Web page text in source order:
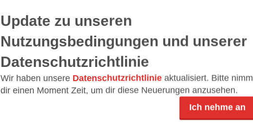
Alle 15 Rezensionen anzeigen
Leseeindrücke
Update zu unseren
Nutzungsbedingungen und unserer
Datenschutzrichtlinie
Wir haben unsere Datenschutzrichtlinie aktualisiert. Bitte nimm
dir einen Moment Zeit, um dir diese Neuerungen anzusehen.
Ich nehme an